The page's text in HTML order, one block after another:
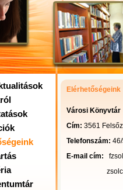
Elérhetőségeink
Városi Könyvtár
Cím: 3561
Telefonszám:
E-mail cím: